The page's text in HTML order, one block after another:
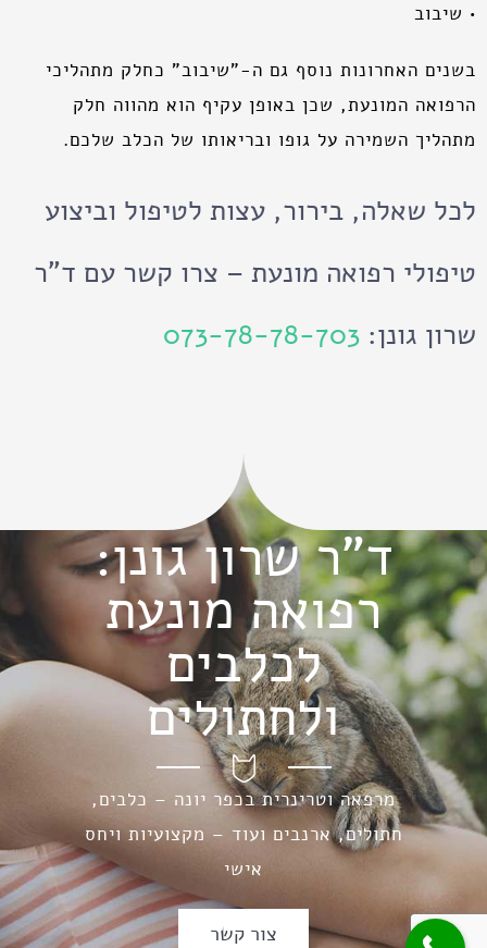
• שיבוב
בשנים האחרונות נוסף גם ה-"שיבוב" כחלק מתהליכי
הרפואה המונעת, שכן באופן עקיף הוא מהווה חלק
מתהליך השמירה על גופו ובריאותו של הכלב שלכם.
לכל שאלה, בירור, עצות לטיפול וביצוע
טיפולי רפואה מונעת – צרו קשר עם ד"ר
שרון גונן: 073-78-78-703
ד"ר שרון גונן:
רפואה מונעת
לכלבים
ולחתולים
מרפאה וטרינרית בכפר יונה – כלבים,
חתולים, ארנבים ועוד – מקצועיות ויחס
אישי
צור קשר